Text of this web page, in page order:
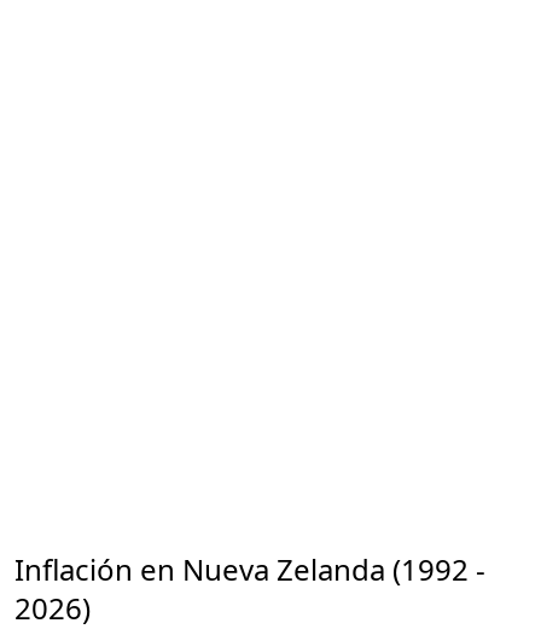
Inflación en Nueva Zelanda (1992 -
2026)